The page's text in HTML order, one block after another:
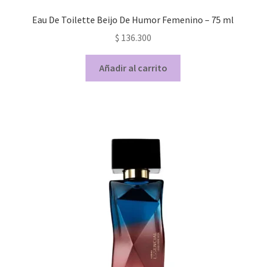
Eau De Toilette Beijo De Humor Femenino – 75 ml
$ 136.300
Añadir al carrito